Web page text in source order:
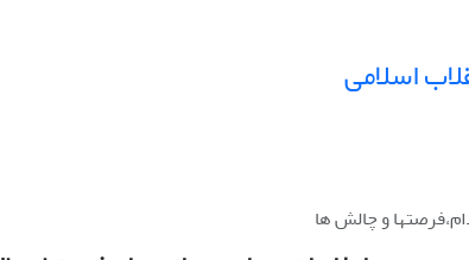
اسلامی
و چالش ها